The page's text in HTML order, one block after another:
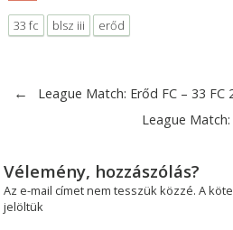
33 fc blsz iii erőd
←
League Match: Erőd FC – 33 FC
League
Vélemény, hozzászólás?
Az e-mail címet nem tesszük közzé. A
jelöltük